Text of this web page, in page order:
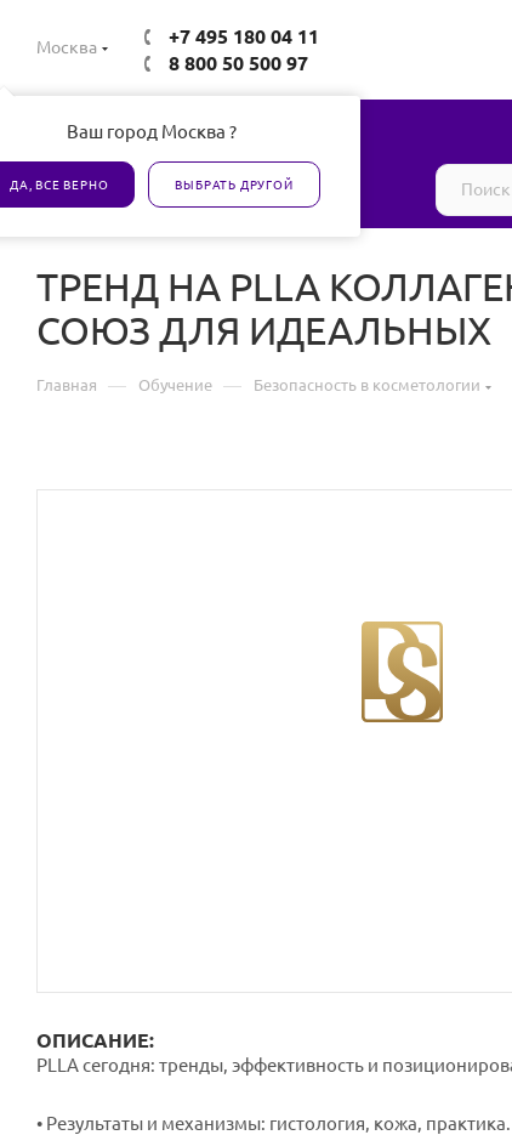
Москва
Ваш город Москва ?
ДА, ВСЕ ВЕРНО ВЫБРАТЬ ДРУГОЙ
+7 495 180 04 11
8 800 50 500 97
Все товары сертифицированы
ТРЕНД НА PLLA
СОЮЗ ДЛЯ ИДЕАЛЬНЫХ
Главная — Обучение — Безопасность в косметологии
ОПИСАНИЕ:
PLLA сегодня: тренды, эффективность и
• Результаты и механизмы: гистология, кожа, практика.